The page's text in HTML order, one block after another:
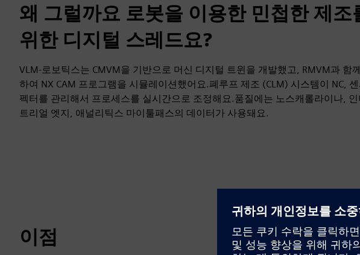
왜 그럴까요 로봇을 이용한 민첩한 제조
위한 디지털 스레드요?
VLM-로보틱스는 CMVM을 기반으로 머신 디지털 트윈을 개발했고, RMVM과 함
하여 NX CAM 프로그램을 시뮬레이션했어요.폐루프 제조 (CLM) 시스템이 NC,
펙터를 관리해서 프로세스를 실시간으로 조정해요.품질에는 노스캐롤라이나, 인
트리얼 엣지, 애널리틱스 마이툴패스의 데이터가 사용돼요.
이점